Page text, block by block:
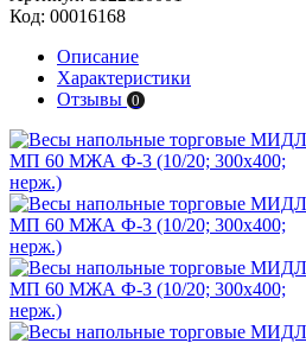
Код: 00016168
Описание
Характеристики
Отзывы 0